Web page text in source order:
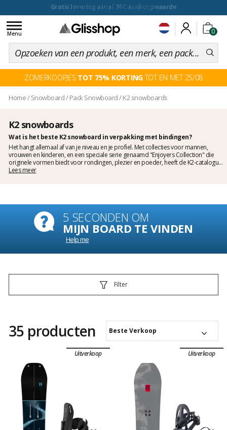
voor een 100 dagen inruiling
0
Toggle
navigation
Menu
ZOMERKOOPJES TOT 75% KORTINGTOT EN MET 25/08
Home/ Snowboard/Pack Snowboard/K2 snowboards
K2 snowboards
Wat is het beste K2 snowboard in verpakking met bindingen?
Het hangt allemaal af van je niveau en je profiel. Met collecties voor mannen,
vrouwen en kinderen, en een speciale serie genaamd "Enjoyers Collection" die
originele vormen biedt voor rondingen, plezier en poeder, heeft de K2-catalogus
voor elk wat wils! K2 is altijd al bezig geweest met het produceren van iconische
Lees meer
5 SECONDEN OM
MIJN BOARD TE VINDEN
Help me
Filter
35 producten Beste Verkoop
Uitverkoop Uitverkoop